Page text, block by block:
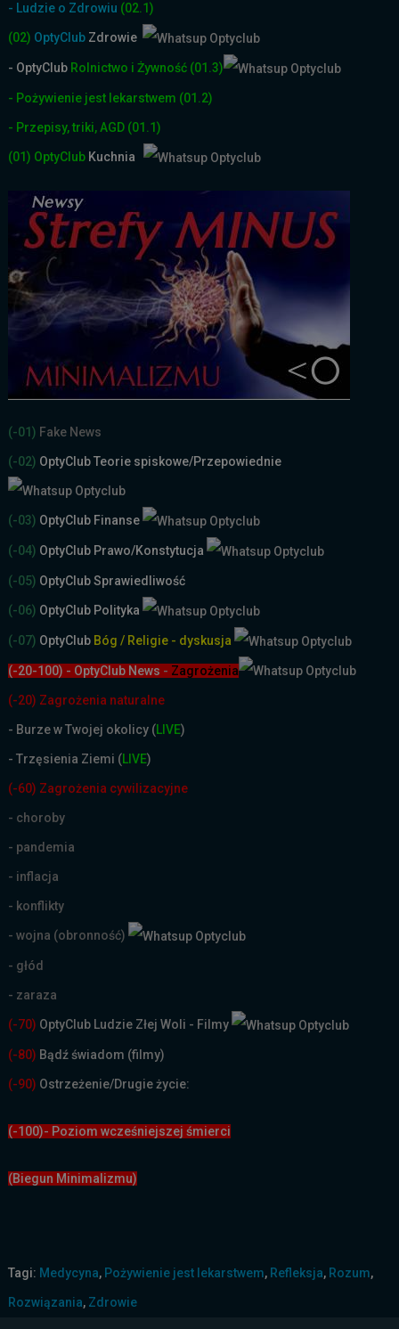
- Ludzie o Zdrowiu (02.1)
(02) OptyClub Zdrowie
- OptyClub Rolnictwo i Żywność (01.3)
- Pożywienie jest lekarstwem (01.2)
- Przepisy, triki, AGD (01.1)
(01) OptyClub Kuchnia
(-01) Fake News
(-02) OptyClub Teorie spiskowe/Przepowiednie
(-03) OptyClub Finanse
(-04) OptyClub Prawo/Konstytucja
(-05) OptyClub Sprawiedliwość
(-06) OptyClub Polityka
(-07) OptyClub Bóg / Religie - dyskusja
(-20-100) - OptyClub News - Zagrożenia
(-20) Zagrożenia naturalne
- Burze w Twojej okolicy (LIVE)
- Trzęsienia Ziemi (LIVE)
(-60) Zagrożenia cywilizacyjne
- choroby
- pandemia
- inflacja
- konflikty
- wojna (obronność)
- głód
- zaraza
(-70) OptyClub Ludzie Złej Woli - Filmy
(-80) Bądź świadom (filmy)
(-90) Ostrzeżenie/Drugie życie:
(-100)- Poziom wcześniejszej śmierci
(Biegun Minimalizmu)
Tagi: Medycyna, Pożywienie jest lekarstwem, Refleksja, Rozum,
Rozwiązania, Zdrowie